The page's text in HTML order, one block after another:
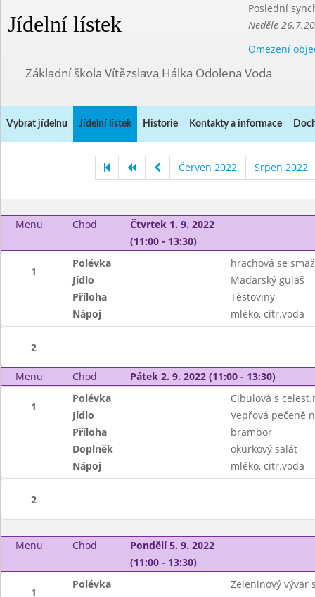
Jídelní lístek
Poslední
Neděle
Omezení
Základní škola Vítězslava Hálka Odolena Voda
Vybrat jídelnu Jídelní lístek Historie Kontakty a informace
Červen 2022 Srpen 2022
Menu Chod
Čtvrtek 1. 9. 2022
(11:00 - 13:30)
1
Polévka
hrachová se
Jídlo
Maďarský guláš
Příloha
Těstoviny
Nápoj
mléko, citr.voda
2
Menu Chod Pátek 2. 9. 2022 (11:00 - 13:30)
1
Polévka
Cibulová s
Jídlo
Vepřová pečeně
Příloha
brambor
Doplněk
okurkový salát
Nápoj
mléko, citr.voda
2
Menu Chod
Pondělí 5. 9. 2022
(11:00 - 13:30)
1
Polévka
Zeleninový vývar